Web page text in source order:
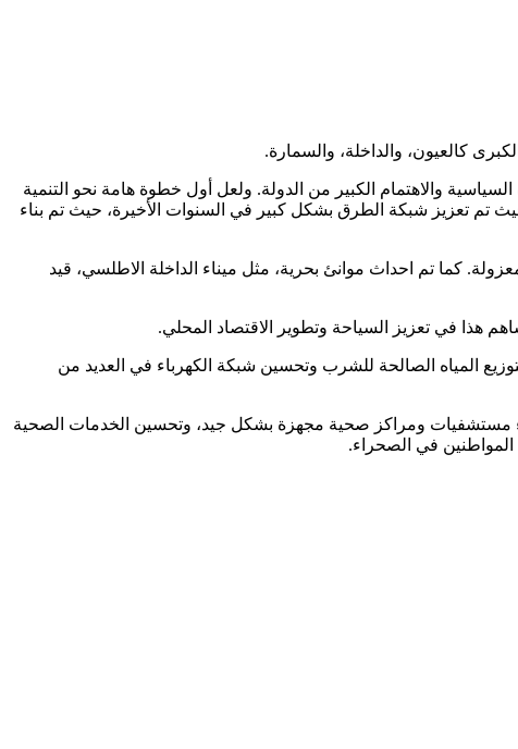
كالعيون، والداخلة، والسمارة.
والاهتمام الكبير من الدولة. ولعل أول خطوة هامة نحو التنمية
تم تعزيز شبكة الطرق بشكل كبير في السنوات الأخيرة، حيث تم بناء
كما تم احداث موانئ بحرية، مثل ميناء الداخلة الاطلسي، قيد
هذا في تعزيز السياحة وتطوير الاقتصاد المحلي.
المياه الصالحة للشرب وتحسين شبكة الكهرباء في العديد من
مستشفيات ومراكز صحية مجهزة بشكل جيد، وتحسين الخدمات الصحية
في الصحراء.